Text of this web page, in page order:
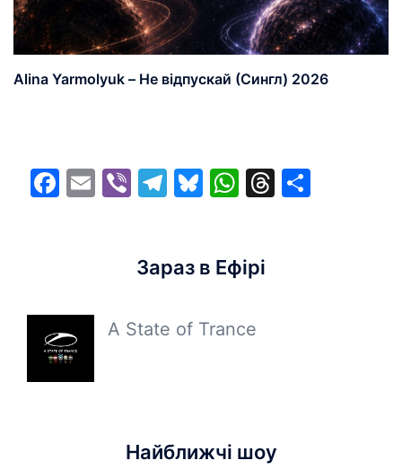
Alina Yarmolyuk – Не відпускай (Сингл) 2026
Facebook
EmailViberTelegram
Bluesky
WhatsApp
Threads
Зараз в Ефірі
A State of Trance
Найближчі шоу